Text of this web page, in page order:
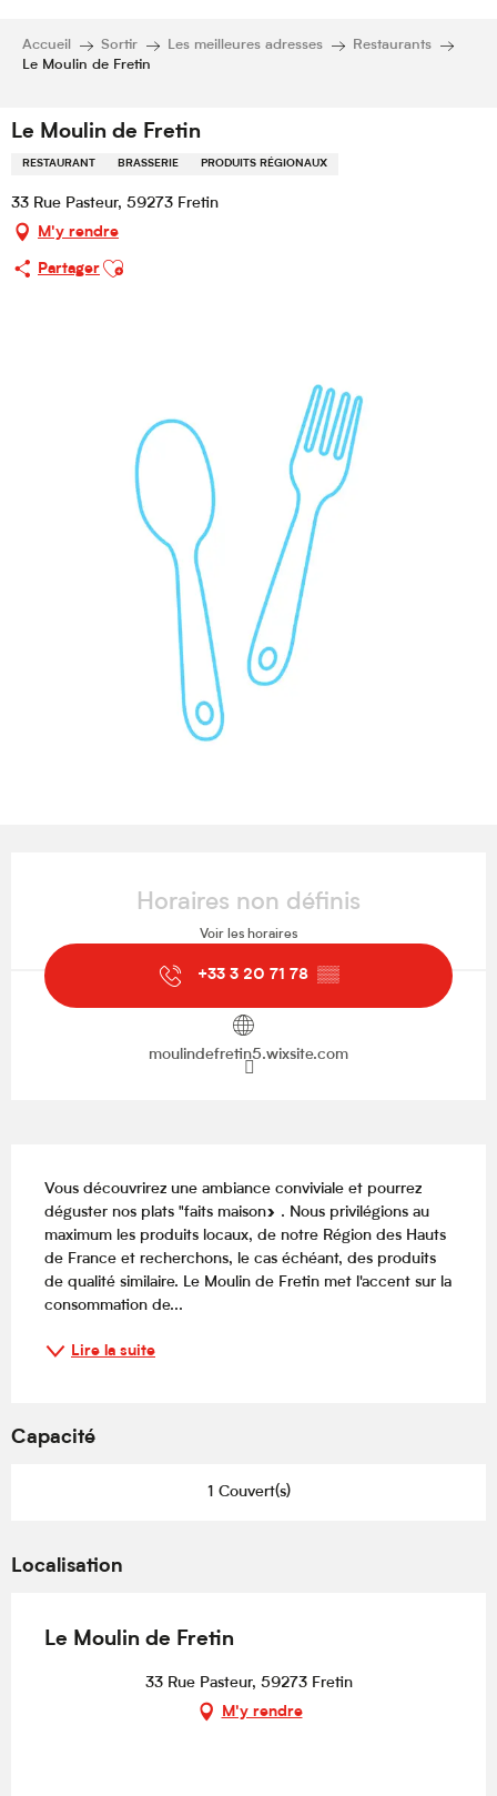
Accueil Sortir Les meilleures adresses
Restaurants
Le Moulin de Fretin
Le Moulin de Fretin
RESTAURANT BRASSERIE PRODUITS RÉGIONAUX
33 Rue Pasteur, 59273 Fretin
M'y rendre
Partager
Ajouter aux favoris
Horaires non définis
Voir les horaires
+33 3 20 71 78 ▒▒
moulindefretin5.wixsite.com
Vous découvrirez une ambiance conviviale et pourrez
déguster nos plats "faits maison» . Nous privilégions au
maximum les produits locaux, de notre Région des Hauts
de France et recherchons, le cas échéant, des produits
de qualité similaire. Le Moulin de Fretin met l'accent sur la
consommation de...
Lire la suite
Capacité
1 Couvert(s)
Localisation
Le Moulin de Fretin
33 Rue Pasteur, 59273 Fretin
M'y rendre